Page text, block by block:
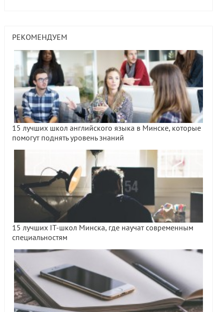
РЕКОМЕНДУЕМ
15 лучших школ английского языка в Минске, которые
помогут поднять уровень знаний
15 лучших IT-школ Минска, где научат современным
специальностям